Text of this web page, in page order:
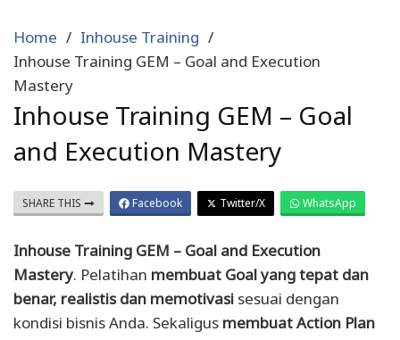
Home
Inhouse Training
Inhouse Training GEM – Goal and Execution
Mastery
Inhouse Training GEM – Goal
and Execution Mastery
SHARE THIS Facebook Twitter/X WhatsApp
Inhouse Training GEM – Goal and Execution
Mastery. Pelatihan membuat Goal yang tepat dan
benar, realistis dan memotivasi sesuai dengan
kondisi bisnis Anda. Sekaligus membuat Action Plan